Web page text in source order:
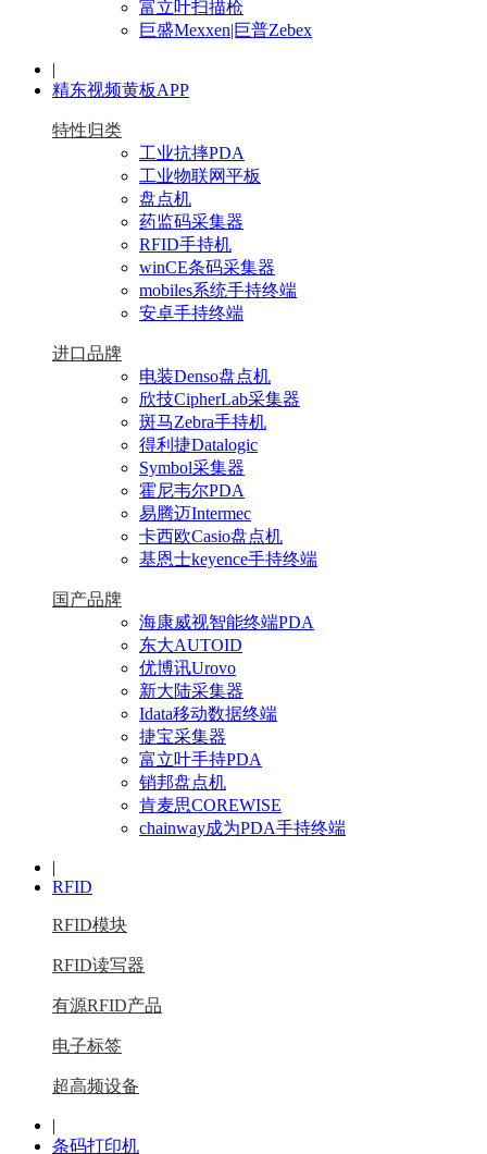
富立叶扫描枪
巨盛Mexxen|巨普Zebex
|
精东视频黄板APP
特性归类
工业抗摔PDA
工业物联网平板
盘点机
药监码采集器
RFID手持机
winCE条码采集器
mobiles系统手持终端
安卓手持终端
进口品牌
电装Denso盘点机
欣技CipherLab采集器
斑马Zebra手持机
得利捷Datalogic
Symbol采集器
霍尼韦尔PDA
易腾迈Intermec
卡西欧Casio盘点机
基恩士keyence手持终端
国产品牌
海康威视智能终端PDA
东大AUTOID
优博讯Urovo
新大陆采集器
Idata移动数据终端
捷宝采集器
富立叶手持PDA
销邦盘点机
肯麦思COREWISE
chainway成为PDA手持终端
|
RFID
RFID模块
RFID读写器
有源RFID产品
电子标签
超高频设备
|
条码打印机